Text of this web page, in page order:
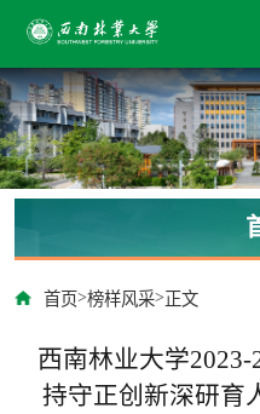
首页>榜样风采>正文
西南林业大学2023-
持守正创新深研育